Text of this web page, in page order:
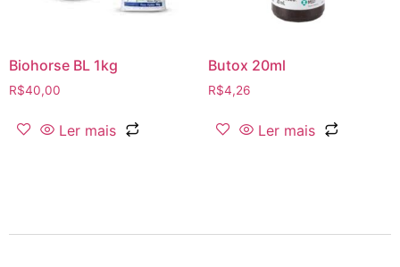
Biohorse BL 1kg
R$40,00
Ler mais
Butox 20ml
R$4,26
Ler mais